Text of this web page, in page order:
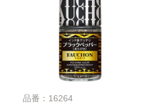
品番：16264